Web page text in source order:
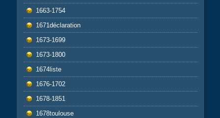
1663-1754
1671déclaration
1673-1699
1673-1800
1674liste
1676-1702
1678-1851
1678toulouse